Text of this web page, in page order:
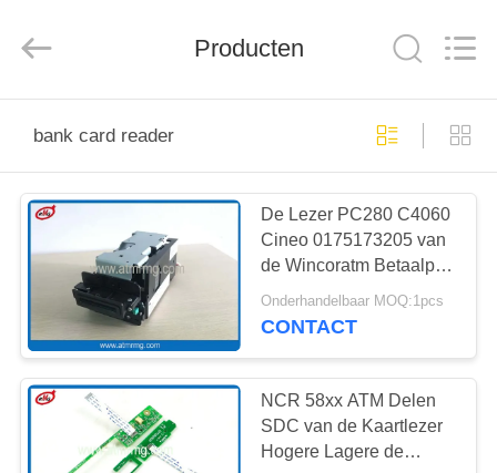
PRODUCTEN
OVER
FABRIEKSTOCHT
KWALITEITSCONTROLE
Technology
Rights
Producten
bank card reader
De Lezer PC280 C4060
Cineo 0175173205 van
de Wincoratm Betaalpas
V2CU-Kaartlezer
Onderhandelbaar MOQ:1pcs
CONTACT
NCR 58xx ATM Delen
SDC van de Kaartlezer
Hogere Lagere de